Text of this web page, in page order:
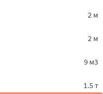
2 м
2 м
9 м3
1.5 т